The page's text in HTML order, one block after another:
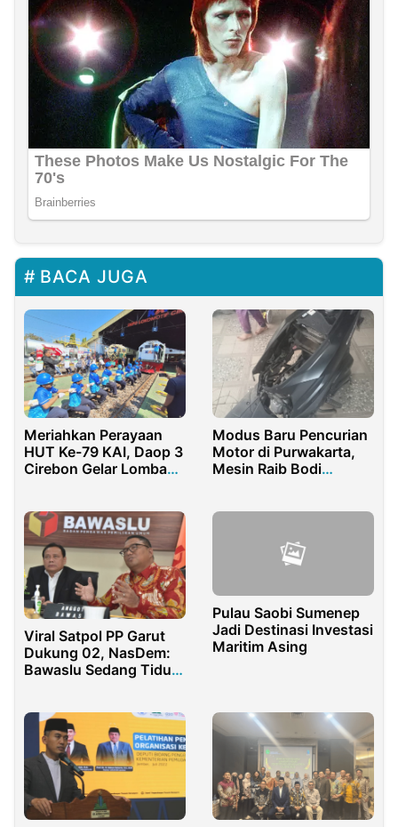
BACA JUGA
Meriahkan Perayaan
HUT Ke-79 KAI, Daop 3
Cirebon Gelar Lomba
Modus Baru Pencurian
Motor di Purwakarta,
Mesin Raib Bodi
Viral Satpol PP Garut
Dukung 02, NasDem:
Bawaslu Sedang Tidur
Pulau Saobi Sumenep
Jadi Destinasi Investasi
Maritim Asing